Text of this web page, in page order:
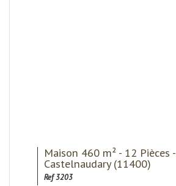
Maison 460 m² - 12 Pièces -
Castelnaudary (11400)
Ref 3203